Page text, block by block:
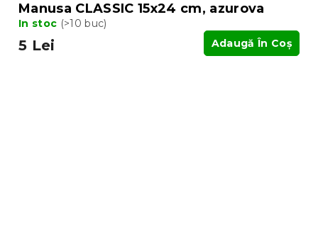
Manusa CLASSIC 15x24 cm, azurova
In stoc (>10 buc)
5 Lei Adaugă În Coş